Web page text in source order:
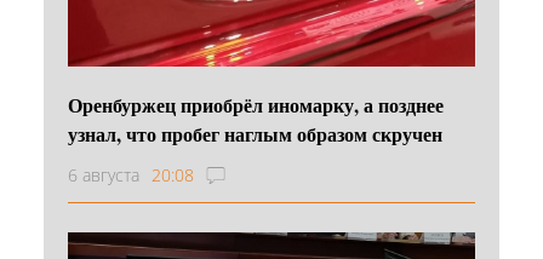
Оренбуржец приобрёл иномарку, а позднее
узнал, что пробег наглым образом скручен
6 августа 20:08